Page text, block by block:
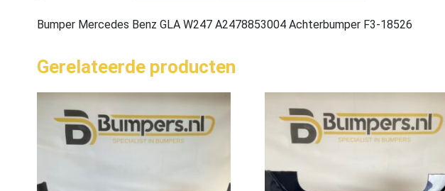
Bumper Mercedes Benz GLA W247 A2478853004 Achterbumper F3-18526
Gerelateerde producten